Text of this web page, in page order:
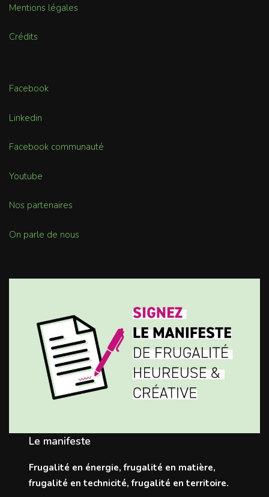
Mentions légales
Crédits
Facebook
Linkedin
Facebook communauté
Youtube
Nos partenaires
On parle de nous
Le manifeste
Frugalité en énergie, frugalité en matière,
frugalité en technicité, frugalité en territoire.